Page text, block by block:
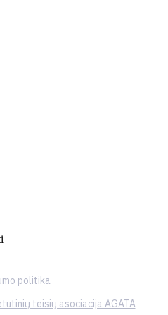
politika
teisių asociacija AGATA